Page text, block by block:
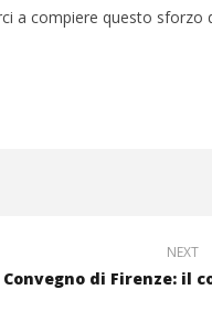
a compiere questo sforzo
NEXT
Convegno di Firenze: il